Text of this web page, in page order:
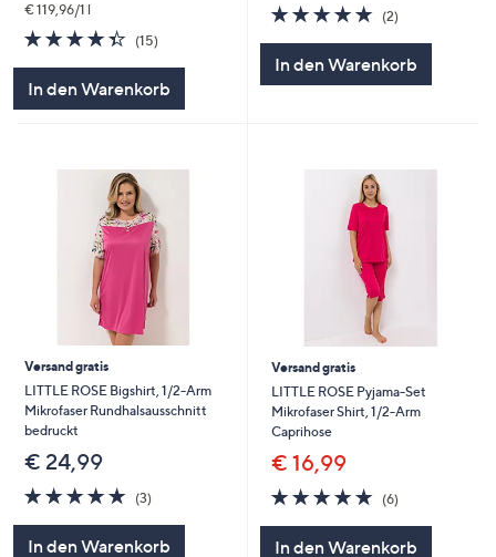
€ 119,96/1 l
4.3
von
(15)15
In den Warenkorb
5.0
von
(2)2
In den Warenkorb
Versand gratis
LITTLE ROSE Bigshirt, 1/2-Arm
Mikrofaser Rundhalsausschnitt
bedruckt
€ 24,99
5.0
von
(3)3
In den Warenkorb
Versand gratis
LITTLE ROSE Pyjama-Set
Mikrofaser Shirt, 1/2-Arm
Caprihose
€ 16,99
4.8
von
(6)6
In den Warenkorb